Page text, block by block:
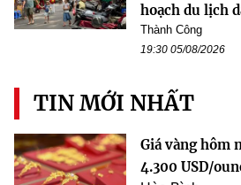
hoạch du lịch
Thành Công
19:30 05/08/2026
TIN MỚI NHẤT
Giá vàng hôm
4.300 USD/